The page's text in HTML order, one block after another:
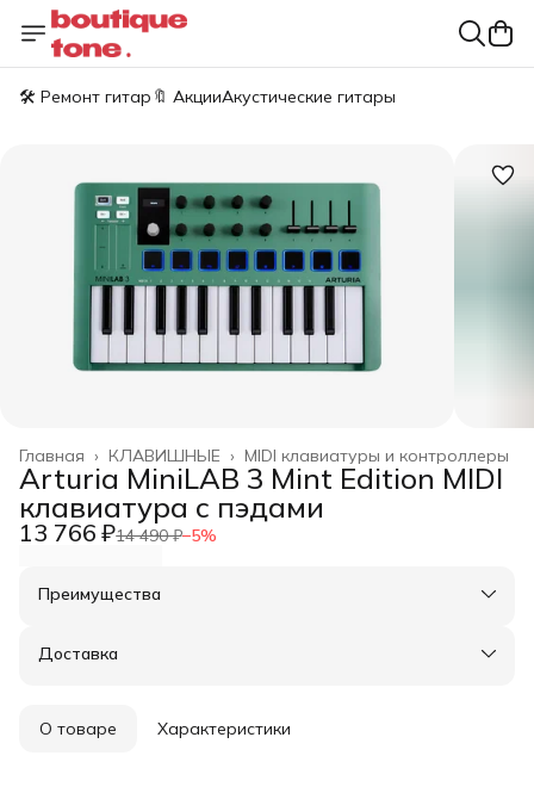
🛠️ Ремонт гитар 🔖 АкцииАкустические гитары
MIDI клавиатуры и контроллеры
КЛАВИШНЫЕ ›
Главная ›
Arturia MiniLAB 3 Mint Edition MIDI
клавиатура с пэдами
13 766 ₽14 490 ₽−5%
Преимущества
Оплата частями в Сплит
Удобный возврат
Доставка
О товаре Характеристики